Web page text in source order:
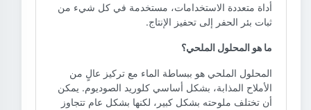
أداة متعددة الاستخدامات، مستخدمة في كل شيء من
ثبات بئر الحفر إلى تحفيز الإنتاج.
ما هو المحلول الملحي؟
المحلول الملحي هو ببساطة الماء مع تركيز عالٍ من
الأملاح المذابة، بشكل أساسي كلوريد الصوديوم. يمكن
أن تختلف ملوحته بشكل كبير، لكنها بشكل عام تتجاوز